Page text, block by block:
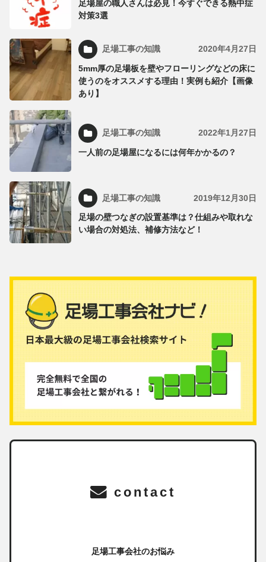
足場屋の職人さんは必見！今すぐできる熱中症
対策3選
足場工事の知識 2020年4月27日
5mm厚の足場板を壁やフローリングなどの床に
使うのをオススメする理由！実例も紹介【画像
あり】
足場工事の知識 2022年1月27日
一人前の足場屋になるには何年かかるの？
足場工事の知識 2019年12月30日
足場の壁つなぎの設置基準は？仕組みや取れな
い場合の対処法、補修方法など！
contact
足場工事会社のお悩み